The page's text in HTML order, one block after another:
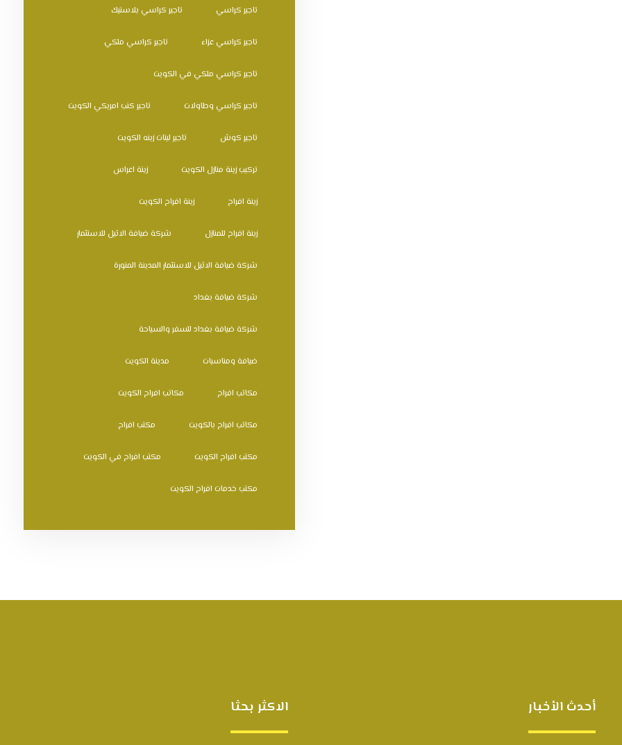
تاجير كراسي تاجير كراسي بلاستيك
تاجير كراسي عزاء تاجير كراسي ملكي
تاجير كراسي ملكي في الكويت
تاجير كراسي وطاولات تاجير كنب امريكي الكويت
تاجير كوش تاجير ليتات زينه الكويت
تركيب زينة منازل الكويت زينة اعراس
زينة افراح زينة افراح الكويت
زينة افراح للمنازل شركة ضيافة الاثيل للاستثمار
شركة ضيافة الاثيل للاستثمار المدينة المنورة
شركة ضيافة بغداد
شركة ضيافة بغداد للسفر والسياحة
ضيافة ومناسبات مدينة الكويت
مكاتب افراح مكاتب افراح الكويت
مكاتب افراح بالكويت مكتب افراح
مكتب افراح الكويت مكتب افراح في الكويت
مكتب خدمات افراح الكويت
أحدث الأخبار الاكثر بحثا